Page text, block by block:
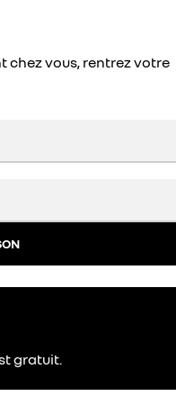
chez vous, rentrez votre
gratuit.